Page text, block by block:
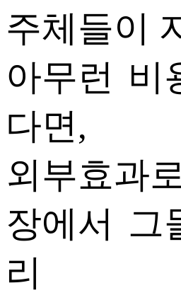
주체들이
아무런 비
다면,
외부효과
장에서 그
리